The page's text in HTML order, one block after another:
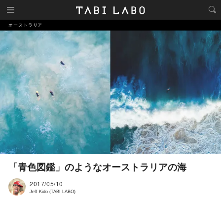
オーストラリア
「青色図鑑」のようなオーストラリアの海
2017/05/10
Jeff Kido (TABI LABO)